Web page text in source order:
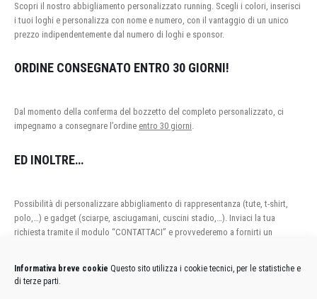
Informativa breve cookie Questo sito utilizza i cookie tecnici, per le statistiche e
di terze parti.
Scopri il nostro abbigliamento personalizzato running. Scegli i colori, inserisci
i tuoi loghi e personalizza con nome e numero, con il vantaggio di un unico
prezzo indipendentemente dal numero di loghi e sponsor.
ORDINE CONSEGNATO ENTRO 30 GIORNI!
Dal momento della conferma del bozzetto del completo personalizzato, ci
impegnamo a consegnare l’ordine entro 30 giorni.
ED INOLTRE…
Possibilità di personalizzare abbigliamento di rappresentanza (tute, t-shirt,
polo,…) e gadget (sciarpe, asciugamani, cuscini stadio,…). Inviaci la tua
richiesta tramite il modulo “CONTATTACI” e provvederemo a fornirti un